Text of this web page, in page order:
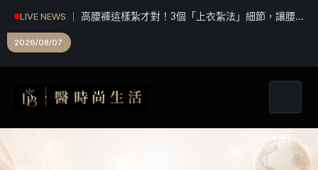
LIVE NEWS
高腰褲這樣紮才對！3個「上衣紮法」細節，讓腰
2026/08/07